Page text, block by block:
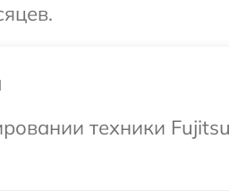
техники